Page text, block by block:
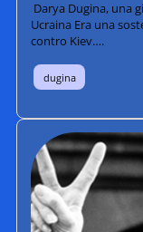
Darya Dugina, una
Ucraina Era una
contro Kiev….
dugina